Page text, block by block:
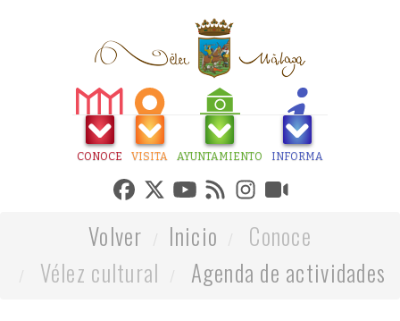
CONOCE VISITA AYUNTAMIENTO INFORMA
Volver Inicio
Conoce
Vélez cultural
Agenda de actividades